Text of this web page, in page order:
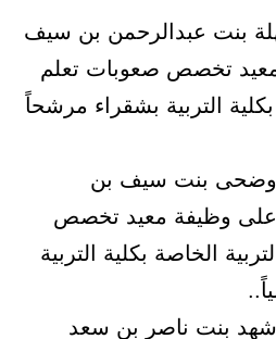
بنت عبدالرحمن بن سيف
تخصص صعوبات تعلم
التربية بشقراء مرشحاً
/ وضحى بنت سيف بن
على وظيفة معيد تخصص
الخاصة بكلية التربية
شهد بنت ناصر بن سعد